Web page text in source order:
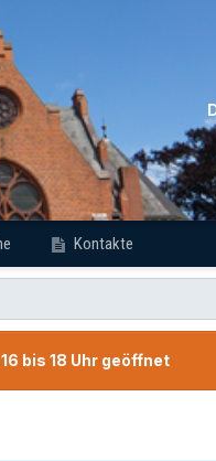
Kontakte
bis 18 Uhr geöffnet